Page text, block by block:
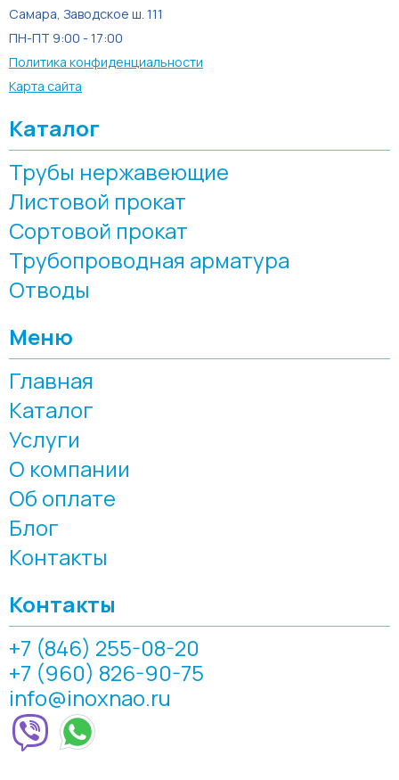
Самара, Заводское ш. 111
ПН-ПТ 9:00 - 17:00
Политика конфиденциальности
Карта сайта
Каталог
Трубы нержавеющие
Листовой прокат
Сортовой прокат
Трубопроводная арматура
Отводы
Меню
Главная
Каталог
Услуги
О компании
Об оплате
Блог
Контакты
Контакты
+7 (846) 255-08-20
+7 (960) 826-90-75
info@inoxnao.ru